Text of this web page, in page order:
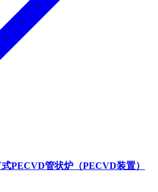
PECVD管状炉（PECVD装置）